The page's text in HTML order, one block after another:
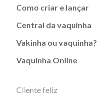
Como criar e lançar
Central da vaquinha
Vakinha ou vaquinha?
Vaquinha Online
Cliente feliz